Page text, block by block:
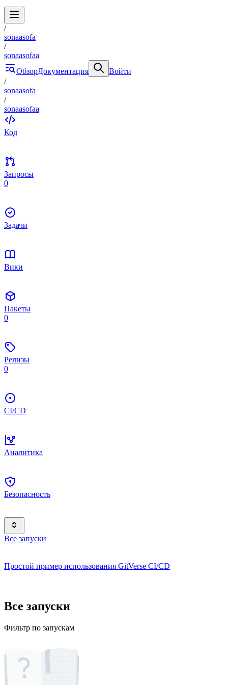
/
sonaasofa
/
sonaasofaa
ОбзорДокументация
Войти
/
sonaasofa
/
sonaasofaa
Код
Запросы
0
Задачи
Вики
Пакеты
0
Релизы
0
CI/CD
Аналитика
Безопасность
Все запуски
Простой пример использования GitVerse CI/CD
Все запуски
Фильтр по запускам